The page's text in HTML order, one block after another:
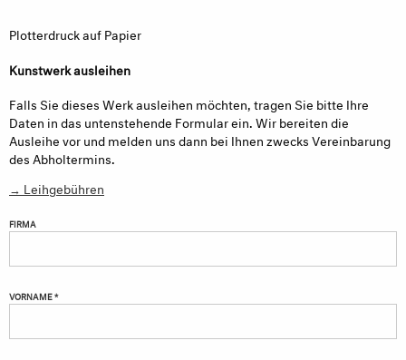
Plotterdruck auf Papier
Kunstwerk ausleihen
Falls Sie dieses Werk ausleihen möchten, tragen Sie bitte Ihre
Daten in das untenstehende Formular ein. Wir bereiten die
Ausleihe vor und melden uns dann bei Ihnen zwecks Vereinbarung
des Abholtermins.
→ Leihgebühren
FIRMA
VORNAME *